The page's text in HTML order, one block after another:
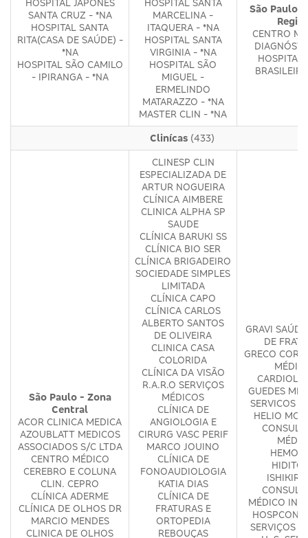
HOSPITAL JAPONÊS
SANTA CRUZ - *NA
HOSPITAL SANTA
RITA(CASA DE SAÚDE) -
*NA
HOSPITAL SÃO CAMILO
- IPIRANGA - *NA
HOSPITAL SANTA
MARCELINA -
ITAQUERA - *NA
HOSPITAL SANTA
VIRGINIA - *NA
HOSPITAL SÃO
MIGUEL -
ERMELINDO
MATARAZZO - *NA
MASTER CLIN - *NA
São Paulo
CENTRO
HOSPITAL
Clinícas (433)
São Paulo - Zona
Central
ACOR CLINICA MEDICA
AZOUBLATT MEDICOS
ASSOCIADOS S/C LTDA
CENTRO MÉDICO
CEREBRO E COLUNA
CLIN. CEPRO
CLÍNICA ADERME
CLÍNICA DE OLHOS DR
MARCIO MENDES
CLINICA DE OLHOS
CLINESP CLIN
ESPECIALIZADA DE
ARTUR NOGUEIRA
CLÍNICA AIMBERE
CLINICA ALPHA SP
SAUDE
CLÍNICA BARUKI SS
CLÍNICA BIO SER
CLÍNICA BRIGADEIRO
SOCIEDADE SIMPLES
LIMITADA
CLÍNICA CAPO
CLÍNICA CARLOS
ALBERTO SANTOS
DE OLIVEIRA
CLINICA CASA
COLORIDA
CLÍNICA DA VISÃO
R.A.R.O SERVIÇOS
MÉDICOS
CLÍNICA DE
ANGIOLOGIA E
CIRURG VASC PERIF
MARCO JOUINO
CLÍNICA DE
FONOAUDIOLOGIA
KATIA DIAS
CLÍNICA DE
FRATURAS E
ORTOPEDIA
REBOUÇAS
GRAVI
DE
GRECO COR
GUEDES
SERVICOS
HELIO
MÉDICO
SERVIÇOS